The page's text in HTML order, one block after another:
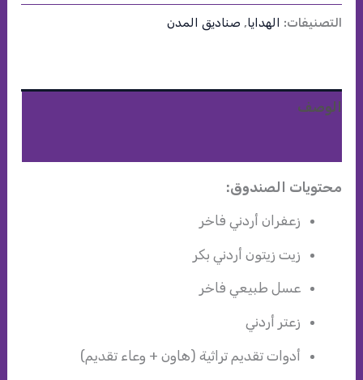
التصنيفات: الهدايا, صناديق المدن
الوصف
محتويات الصندوق:
زعفران أردني فاخر
زيت زيتون أردني بكر
عسل طبيعي فاخر
زعتر أردني
أدوات تقديم تراثية (هاون + وعاء تقديم)